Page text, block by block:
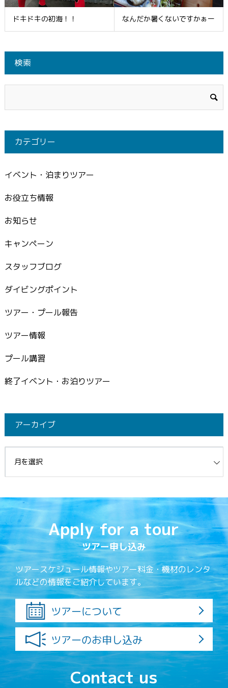
ドキドキの初海！！ なんだか暑くないですかぁー
検索
カテゴリー
イベント・泊まりツアー
お役立ち情報
お知らせ
キャンペーン
スタッフブログ
ダイビングポイント
ツアー・プール報告
ツアー情報
プール講習
終了イベント・お泊りツアー
アーカイブ
Apply for a tour
ツアー申し込み
ツアースケジュール情報やツアー料金・機材のレンタ
ルなどの情報をご紹介しています。
ツアーについて
ツアーのお申し込み
Contact us